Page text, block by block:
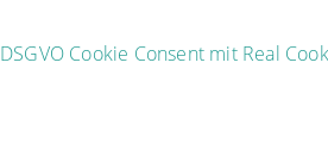
DSGVO Cookie Consent mit Real